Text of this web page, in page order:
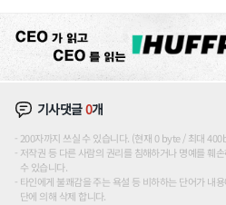
기사댓글0개
200자까지 쓰실 수 있습니다. (현재 0 byte / 최대
저작권 등 다른 사람의 권리를 침해하거나 명예를 훼
수 있습니다.
타인에게 불쾌감을 주는 욕설 등 비하하는 단어가 내
단에 의해 삭제 합니다.